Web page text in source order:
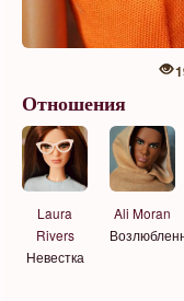
Отношения
Laura
Rivers
Невестка
Ali Moran